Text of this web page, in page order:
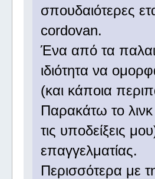
σπουδαιότερες
cordovan.
Ένα από τα
ιδιότητα να
(και κάποια
Παρακάτω το
τις υποδείξεις
επαγγελματίας.
Περισσότερα με